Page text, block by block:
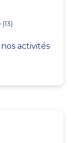
activités